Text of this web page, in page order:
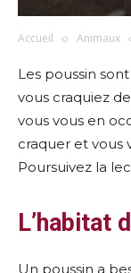
Accueil Animaux
Les poussin
vous craquiez
vous vous en
craquer et vous
Poursuivez la
L’habitat
Un poussin a